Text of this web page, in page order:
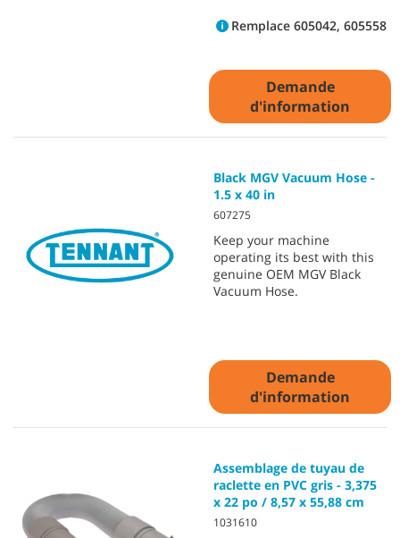
Remplace 605042, 605558
Demande
d'information
Black MGV Vacuum Hose -
1.5 x 40 in
607275
Keep your machine
operating its best with this
genuine OEM MGV Black
Vacuum Hose.
Demande
d'information
Assemblage de tuyau de
raclette en PVC gris - 3,375
x 22 po / 8,57 x 55,88 cm
1031610